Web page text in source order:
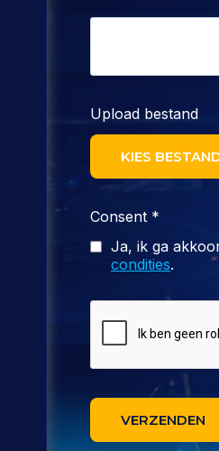
Upload bestand
KIES
Consent *
Ja, ik ga
condities.
VERZENDEN